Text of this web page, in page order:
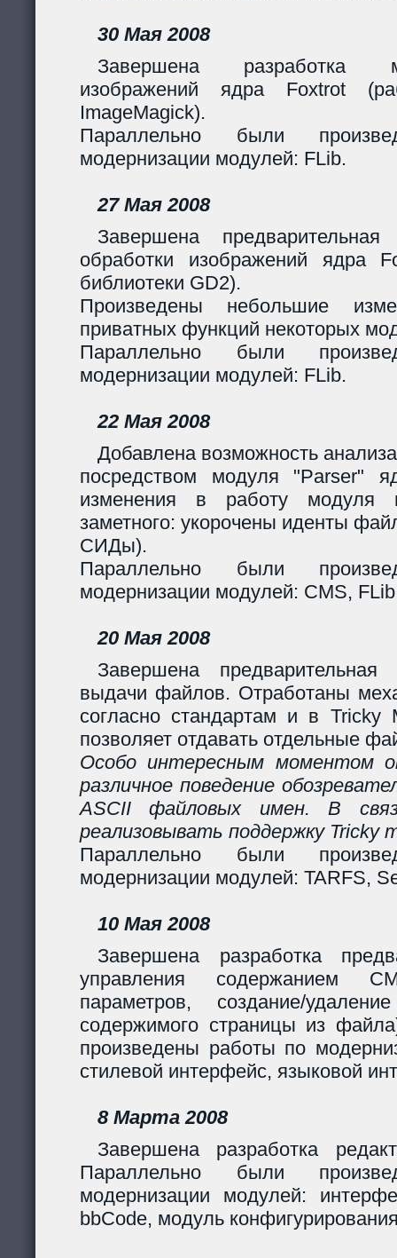
30 Мая 2008
Завершена разработка
изображений ядра Foxtrot
ImageMagick).
Параллельно были
модернизации модулей: FLib.
27 Мая 2008
Завершена
обработки изображений ядра
библиотеки GD2).
Произведены небольшие
приватных функций некоторых
Параллельно были
модернизации модулей: FLib.
22 Мая 2008
Добавлена возможность
посредством модуля "Parser"
изменения в работу модуля
заметного: укорочены иденты
СИДы).
Параллельно были
модернизации модулей: CMS,
20 Мая 2008
Завершена предварительная
выдачи файлов. Отработаны
согласно стандартам и в Tricky
позволяет отдавать отдельные
Особо интересным моментом
различное поведение
ASCII файловых имен. В
реализовывать поддержку Tricky
Параллельно были
модернизации модулей: TARFS,
10 Мая 2008
Завершена разработка
управления содержанием
параметров, создание/
содержимого страницы из
произведены работы по
стилевой интерфейс, языковой
8 Марта 2008
Завершена разработка
Параллельно были
модернизации модулей:
bbCode, модуль